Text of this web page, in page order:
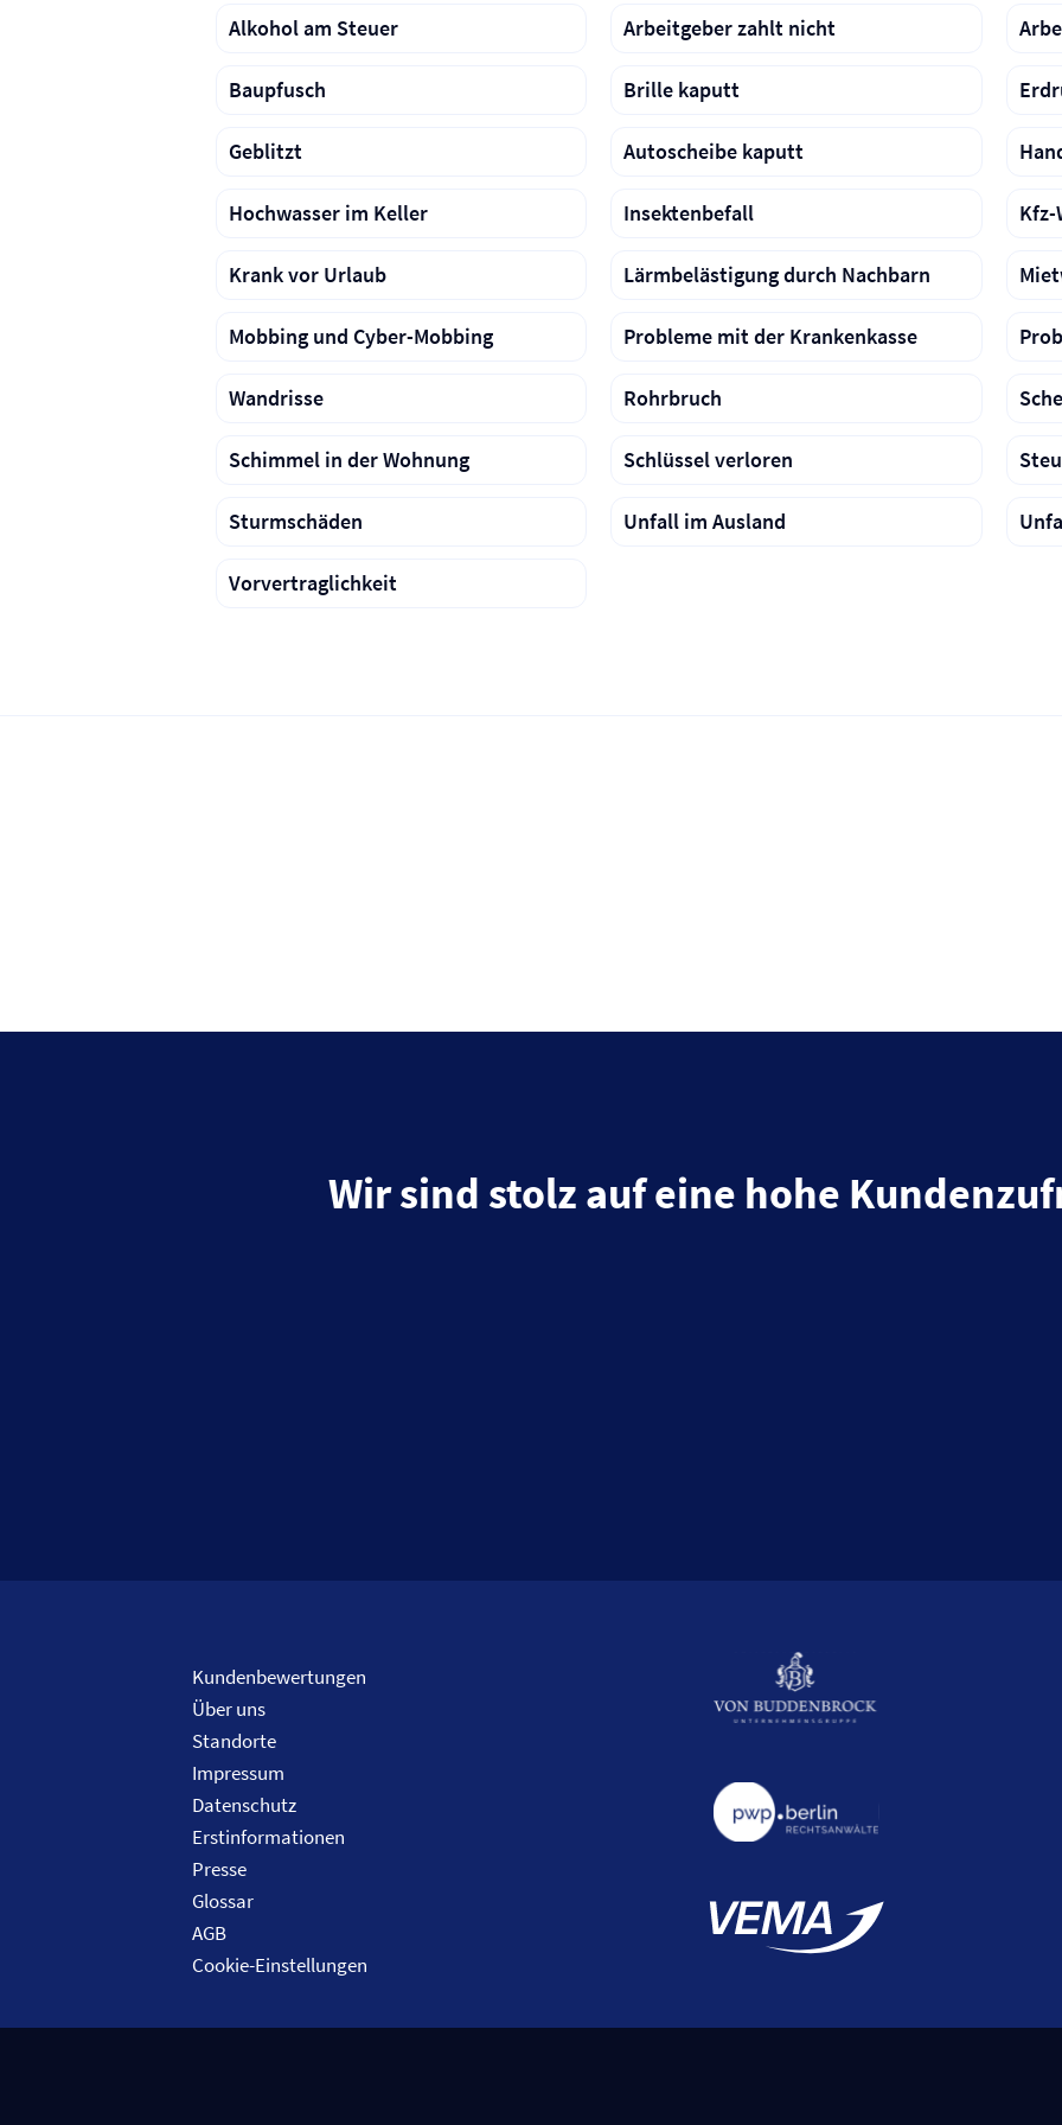
Alkohol am Steuer Arbeitgeber zahlt nicht
Baupfusch Brille kaputt
Geblitzt Autoscheibe kaputt
Hochwasser im Keller Insektenbefall Kfz-
Krank vor Urlaub Lärmbelästigung durch Nachbarn
Mobbing und Cyber-Mobbing Probleme mit der Krankenkasse
Wandrisse Rohrbruch
Schimmel in der Wohnung Schlüssel verloren
Sturmschäden Unfall im Ausland
Vorvertraglichkeit
Wir sind stolz auf eine hohe
Kundenbewertungen
Über uns
Standorte
Impressum
Datenschutz
Erstinformationen
Presse
Glossar
AGB
Cookie-Einstellungen